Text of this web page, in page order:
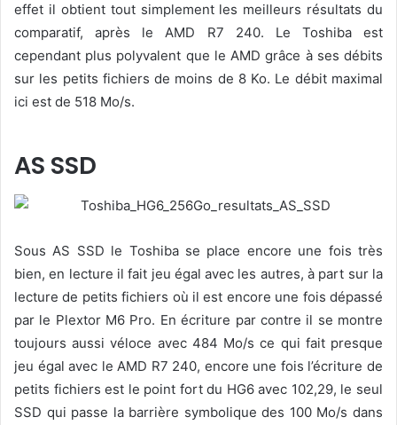
effet il obtient tout simplement les meilleurs résultats du
comparatif, après le AMD R7 240. Le Toshiba est
cependant plus polyvalent que le AMD grâce à ses débits
sur les petits fichiers de moins de 8 Ko. Le débit maximal
ici est de 518 Mo/s.
AS SSD
Sous AS SSD le Toshiba se place encore une fois très
bien, en lecture il fait jeu égal avec les autres, à part sur la
lecture de petits fichiers où il est encore une fois dépassé
par le Plextor M6 Pro. En écriture par contre il se montre
toujours aussi véloce avec 484 Mo/s ce qui fait presque
jeu égal avec le AMD R7 240, encore une fois l’écriture de
petits fichiers est le point fort du HG6 avec 102,29, le seul
SSD qui passe la barrière symbolique des 100 Mo/s dans